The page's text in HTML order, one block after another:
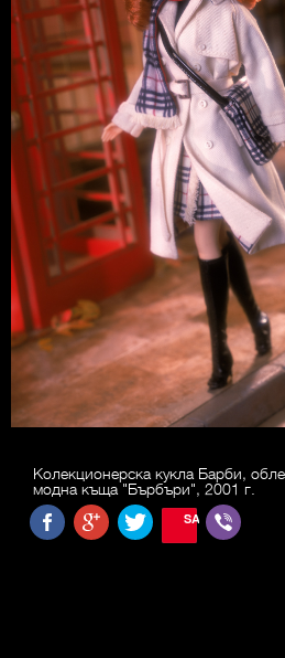
Колекционерска кукла Барби,
модна къща "Бърбъри", 2001 г.
SAVE